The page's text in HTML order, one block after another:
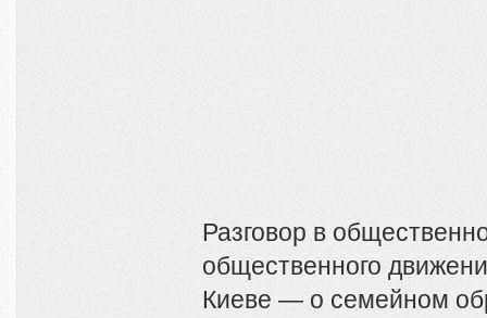
Разговор в
общественного
Киеве — о семейном